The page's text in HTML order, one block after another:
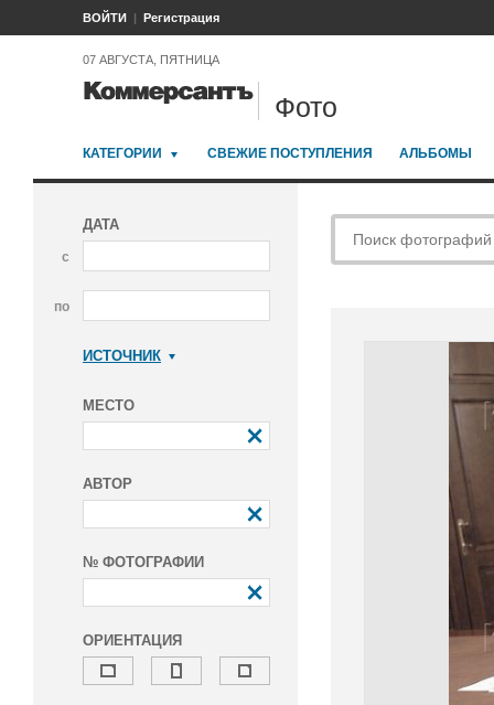
ВОЙТИ Регистрация
07 АВГУСТА, ПЯТНИЦА
Фото
КАТЕГОРИИ СВЕЖИЕ ПОСТУПЛЕНИЯ АЛЬБОМЫ
ДАТА
с
по
ИСТОЧНИК
МЕСТО
АВТОР
№ ФОТОГРАФИИ
ОРИЕНТАЦИЯ